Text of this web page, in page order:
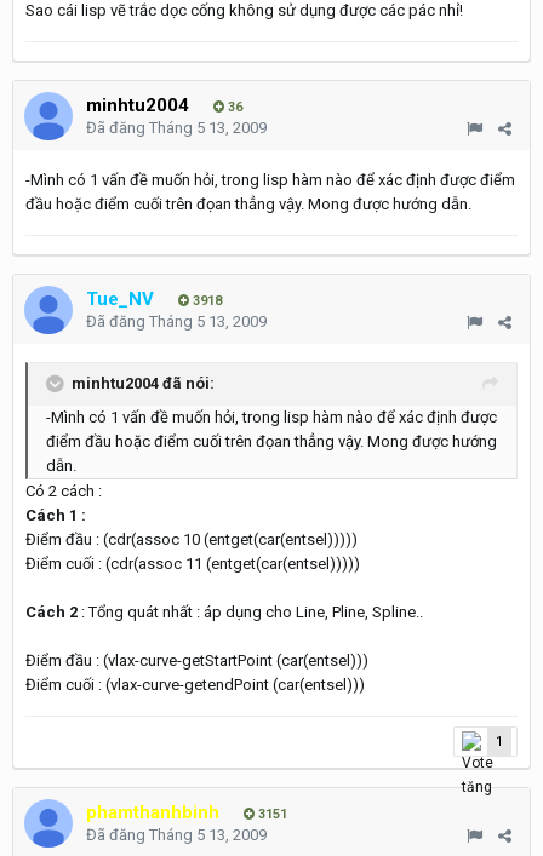
Sao cái lisp vẽ trắc dọc cống không sử dụng được các pác nhỉ!
minhtu2004 36
Đã đăng Tháng 5 13, 2009
-Mình có 1 vấn đề muốn hỏi, trong lisp hàm nào để xác định được điểm
đầu hoặc điểm cuối trên đọan thẳng vậy. Mong được hướng dẫn.
Tue_NV 3918
Đã đăng Tháng 5 13, 2009
minhtu2004 đã nói:
-Mình có 1 vấn đề muốn hỏi, trong lisp hàm nào để xác định được
điểm đầu hoặc điểm cuối trên đọan thẳng vậy. Mong được hướng
dẫn.
Có 2 cách :
Cách 1 :
Điểm đầu : (cdr(assoc 10 (entget(car(entsel)))))
Điểm cuối : (cdr(assoc 11 (entget(car(entsel)))))
Cách 2 : Tổng quát nhất : áp dụng cho Line, Pline, Spline..
Điểm đầu : (vlax-curve-getStartPoint (car(entsel)))
Điểm cuối : (vlax-curve-getendPoint (car(entsel)))
1
phamthanhbinh 3151
Đã đăng Tháng 5 13, 2009